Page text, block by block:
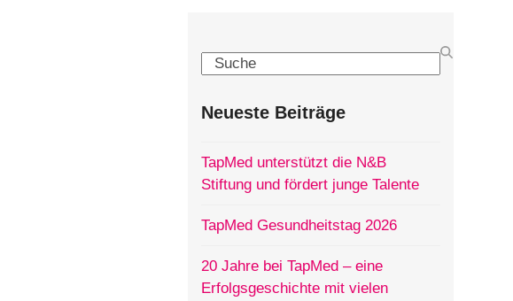
Search
Neueste Beiträge
TapMed unterstützt die N&B
Stiftung und fördert junge Talente
TapMed Gesundheitstag 2026
20 Jahre bei TapMed – eine
Erfolgsgeschichte mit vielen